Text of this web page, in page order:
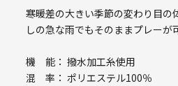
寒暖差の大きい季節の変わり目の
しの急な雨でもそのままプレーが
機 能： 撥水加工糸使用
混 率： ポリエステル100％